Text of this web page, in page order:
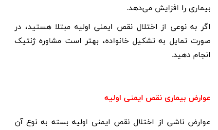
بیماری را افزایش می‌دهد.
اگر به نوعی از اختلال نقص ایمنی اولیه مبتلا هستید، در
صورت تمایل به تشکیل خانواده، بهتر است مشاوره ژنتیک
انجام دهید.
عوارض بیماری نقص ایمنی اولیه
عوارض ناشی از اختلال نقص ایمنی اولیه بسته به نوع آن